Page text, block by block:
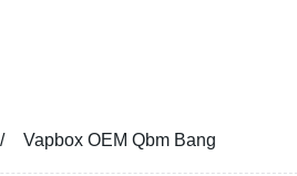
Vapbox OEM Qbm Bang